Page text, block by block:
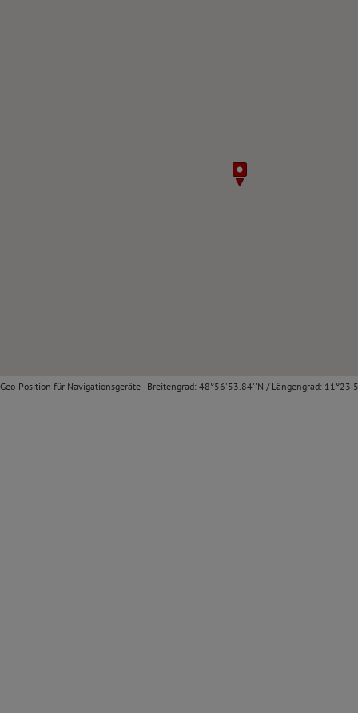
Geo-Position für Navigationsgeräte - Breitengrad: 48°56'53.84''N / Längengrad: